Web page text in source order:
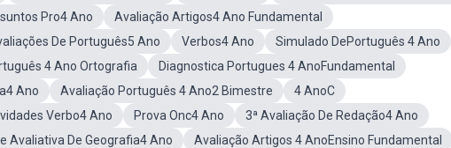
Pro4 Ano
Avaliação Artigos4 Ano Fundamental
De Português5 Ano Verbos4 Ano
Simulado DePortuguês 4 Ano
4 Ano Ortografia
Diagnostica Portugues 4 AnoFundamental
Ano Avaliação Português 4 Ano2 Bimestre
4 AnoC
Verbo4 Ano Prova Onc4 Ano
3ª Avaliação De Redação4 Ano
Avaliativa De Geografia4 Ano Avaliação Artigos 4 AnoEnsino Fundamental